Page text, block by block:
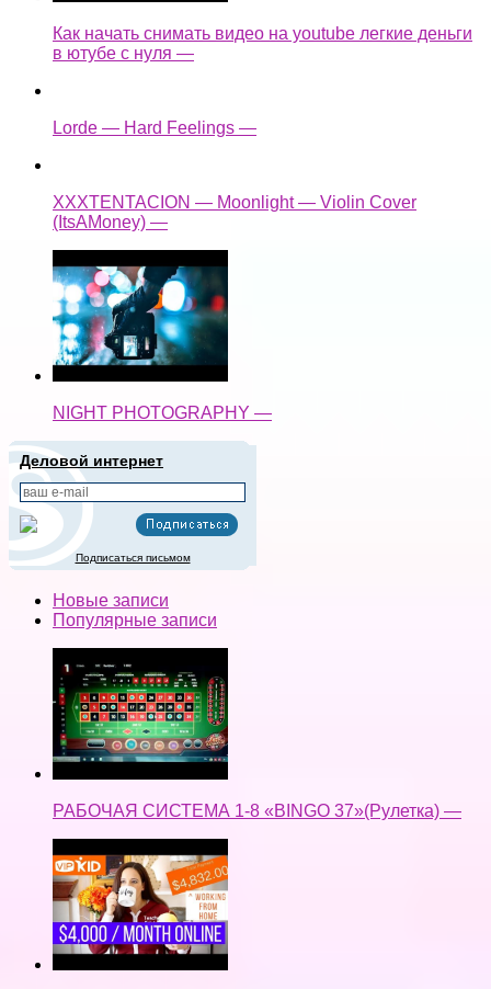
Как начать снимать видео на youtube легкие деньги
в ютубе с нуля —
Lorde — Hard Feelings —
XXXTENTACION — Moonlight — Violin Cover
(ItsAMoney) —
NIGHT PHOTOGRAPHY —
Деловой интернет
Подписаться письмом
Новые записи
Популярные записи
РАБОЧАЯ СИСТЕМА 1-8 «BINGO 37»(Рулетка) —